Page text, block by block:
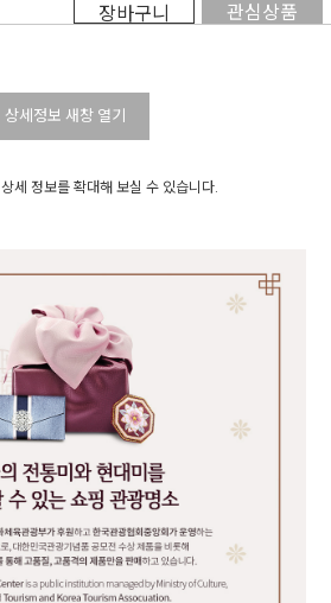
장바구니 관심상품
상세정보 새창 열기
상세 정보를 확대해 보실 수 있습니다.